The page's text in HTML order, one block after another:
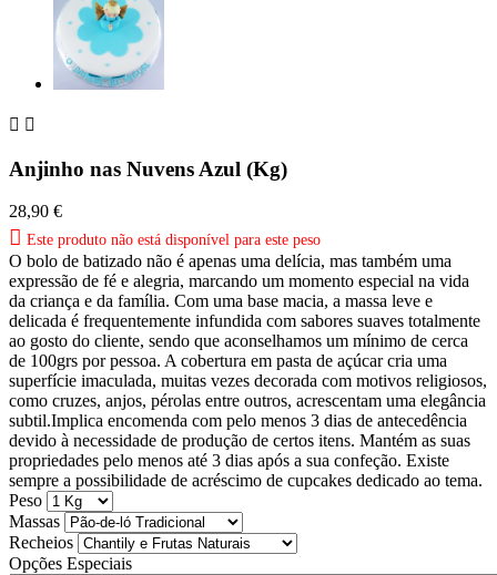
 
Anjinho nas Nuvens Azul (Kg)
28,90 €
 Este produto não está disponível para este peso
O bolo de batizado não é apenas uma delícia, mas também uma
expressão de fé e alegria, marcando um momento especial na vida
da criança e da família. Com uma base macia, a massa leve e
delicada é frequentemente infundida com sabores suaves totalmente
ao gosto do cliente, sendo que aconselhamos um mínimo de cerca
de 100grs por pessoa. A cobertura em pasta de açúcar cria uma
superfície imaculada, muitas vezes decorada com motivos religiosos,
como cruzes, anjos, pérolas entre outros, acrescentam uma elegância
subtil.Implica encomenda com pelo menos 3 dias de antecedência
devido à necessidade de produção de certos itens. Mantém as suas
propriedades pelo menos até 3 dias após a sua confeção. Existe
sempre a possibilidade de acréscimo de cupcakes dedicado ao tema.
Peso
Massas
Recheios
Opções Especiais